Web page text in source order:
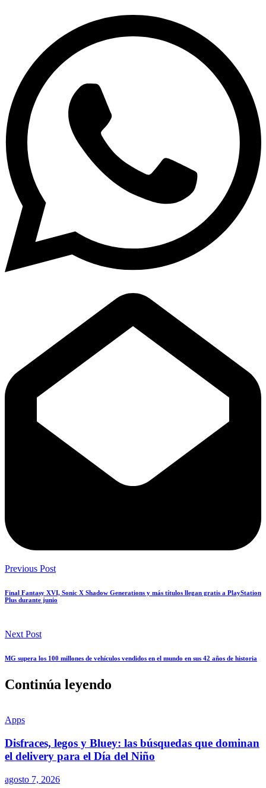
Previous Post
Final Fantasy XVI, Sonic X Shadow Generations y más títulos llegan gratis a PlayStation
Plus durante junio
Next Post
MG supera los 100 millones de vehículos vendidos en el mundo en sus 42 años de historia
Continúa leyendo
Apps
Disfraces, legos y Bluey: las búsquedas que dominan
el delivery para el Día del Niño
agosto 7, 2026